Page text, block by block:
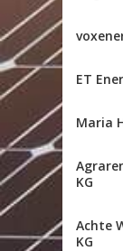
ET
Maria
KG
Achte
KG